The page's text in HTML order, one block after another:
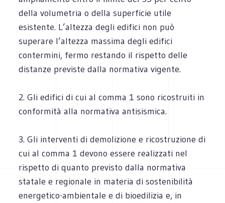
della volumetria o della superficie utile
esistente. L’altezza degli edifici non può
superare l’altezza massima degli edifici
contermini, fermo restando il rispetto delle
distanze previste dalla normativa vigente.
2. Gli edifici di cui al comma 1 sono ricostruiti in
conformità alla normativa antisismica.
3. Gli interventi di demolizione e ricostruzione di
cui al comma 1 devono essere realizzati nel
rispetto di quanto previsto dalla normativa
statale e regionale in materia di sostenibilità
energetico-ambientale e di bioedilizia e, in